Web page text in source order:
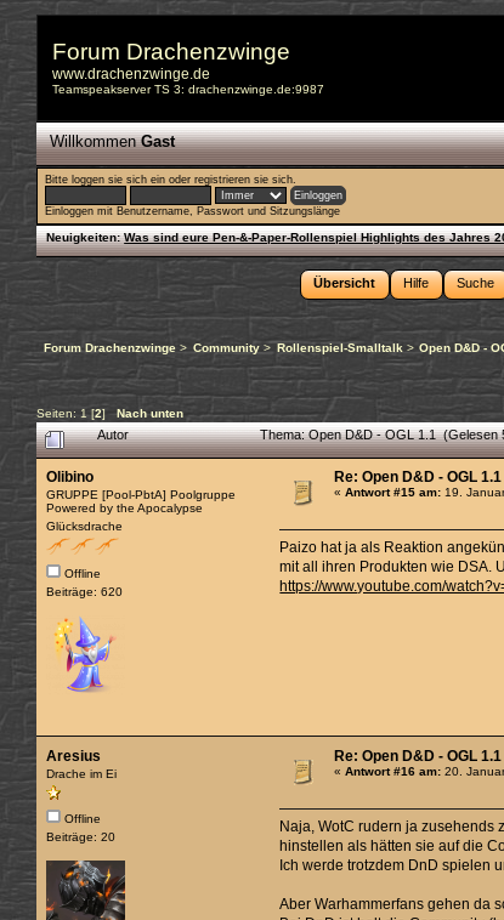
Forum Drachenzwinge
www.drachenzwinge.de
Teamspeakserver TS 3: drachenzwinge.de:9987
WillkommenGast
Bitte loggen sie sich ein oderregistrieren sie sich.
Einloggen mit Benutzername, Passwort und Sitzungslänge
Neuigkeiten: Was sind eure Pen-&-Paper-Rollenspiel Highlights des Jahres
Übersicht Hilfe Suche
Forum Drachenzwinge > Community> Rollenspiel-Smalltalk > Open D&D -
Seiten: 1[2]Nach unten
Autor Thema: Open D&D - OGL 1.1 (Gelesen
Olibino
GRUPPE [Pool-PbtA] Poolgruppe
Powered by the Apocalypse
Glücksdrache
Offline
Beiträge: 620
Re: Open D&D - OGL 1.1
«Antwort #15 am: 19.
Paizo hat ja als Reaktion
mit all ihren Produkten wie DSA.
https://www.youtube.com/
Aresius
Drache im Ei
Offline
Beiträge: 20
Re: Open D&D - OGL 1.1
«Antwort #16 am: 20.
Naja, WotC rudern ja zusehends
hinstellen als hätten sie auf die
Ich werde trotzdem DnD spielen
Aber Warhammerfans gehen da